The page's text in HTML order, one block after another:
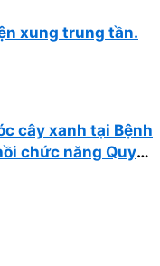
xung trung tần.
cây xanh tại Bệnh
chức năng Quy